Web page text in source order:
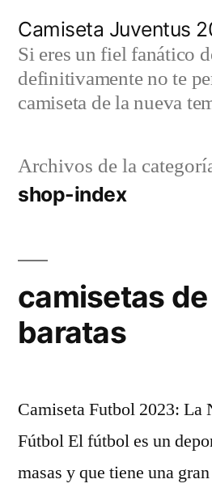
contenido
Camiseta Juventus
Si eres un fiel fanático
definitivamente no te
camiseta de la nueva
Archivos de la
shop-index
camisetas
baratas
Camiseta Futbol 2023: La
Fútbol El fútbol es un
masas y que tiene una